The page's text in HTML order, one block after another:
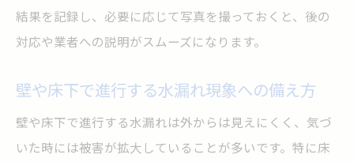
結果を記録し、必要に応じて写真を撮っておくと、後の
対応や業者への説明がスムーズになります。
壁や床下で進行する水漏れ現象への備え方
壁や床下で進行する水漏れは外からは見えにくく、気づ
いた時には被害が拡大していることが多いです。特に床